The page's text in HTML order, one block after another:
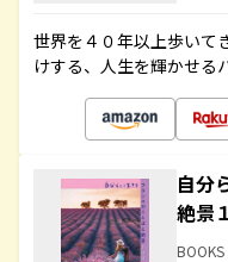
世界を４０年以上歩いて
けする、人生を輝かせる
自分
絶景